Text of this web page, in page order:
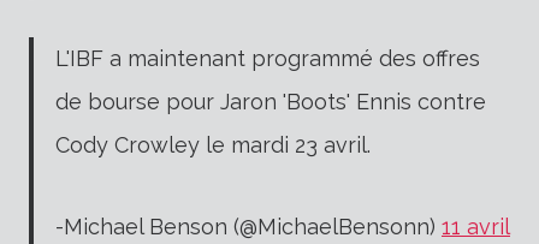
L'IBF a maintenant programmé des offres
de bourse pour Jaron 'Boots' Ennis contre
Cody Crowley le mardi 23 avril.
-Michael Benson (@MichaelBensonn) 11 avril